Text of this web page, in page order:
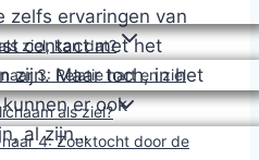
ziel, kan dat?
3: Relatie hart en ziel
als ziel?
4: Zoektocht door de
zelfs ervaringen van
contact met het
zijn. Maar toch, in het
er ook
al zijn…